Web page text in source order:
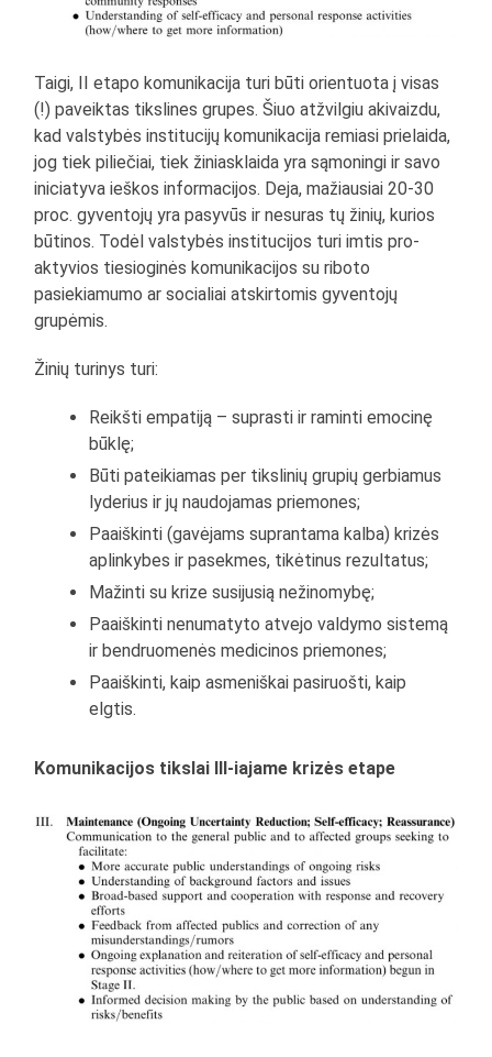
Taigi, II etapo komunikacija turi būti orientuota į visas
(!) paveiktas tikslines grupes. Šiuo atžvilgiu akivaizdu,
kad valstybės institucijų komunikacija remiasi prielaida,
jog tiek piliečiai, tiek žiniasklaida yra sąmoningi ir savo
iniciatyva ieškos informacijos. Deja, mažiausiai 20-30
proc. gyventojų yra pasyvūs ir nesuras tų žinių, kurios
būtinos. Todėl valstybės institucijos turi imtis pro-
aktyvios tiesioginės komunikacijos su riboto
pasiekiamumo ar socialiai atskirtomis gyventojų
grupėmis.
Žinių turinys turi:
Reikšti empatiją – suprasti ir raminti emocinę
būklę;
Būti pateikiamas per tikslinių grupių gerbiamus
lyderius ir jų naudojamas priemones;
Paaiškinti (gavėjams suprantama kalba) krizės
aplinkybes ir pasekmes, tikėtinus rezultatus;
Mažinti su krize susijusią nežinomybę;
Paaiškinti nenumatyto atvejo valdymo sistemą
ir bendruomenės medicinos priemones;
Paaiškinti, kaip asmeniškai pasiruošti, kaip
elgtis.
Komunikacijos tikslai III-iajame krizės etape